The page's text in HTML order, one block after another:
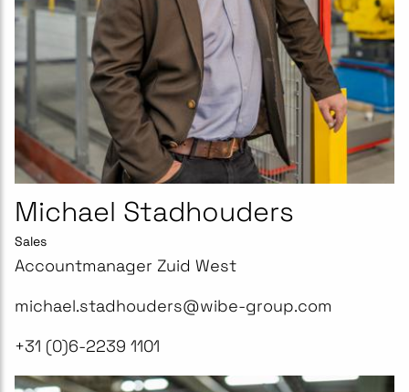
Michael Stadhouders
Sales
Accountmanager Zuid West
michael.stadhouders@wibe-group.com
+31 (0)6-2239 1101​